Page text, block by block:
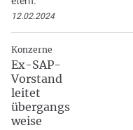
12.02.2024
Konzerne
Ex-SAP-
Vorstand
leitet
übergangs
weise